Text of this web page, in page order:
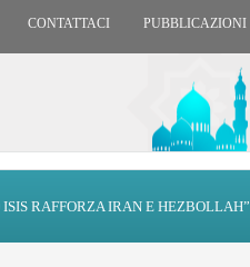
CONTATTACI PUBBLICAZIONI
RAFFORZA IRAN E HEZBOLLAH”